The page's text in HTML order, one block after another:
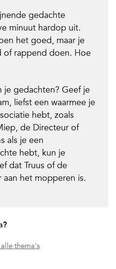
gedachte
minuut hardop uit.
het goed, maar je
of rappend doen. Hoe
je gedachten? Geef je
liefst een waarmee je
hebt, zoals
de Directeur of
als je een
hebt, kun je
dat Truus of de
aan het mopperen is.
thema's